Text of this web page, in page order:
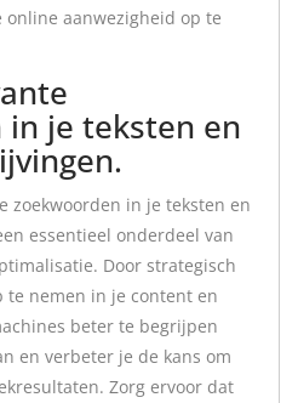
aanwezigheid op te
je teksten en
zoekwoorden in je teksten en
essentieel onderdeel van
Door strategisch
te nemen in je content en
beter te begrijpen
en verbeter je de kans om
Zorg ervoor dat